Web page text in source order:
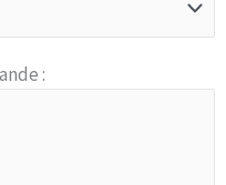
: